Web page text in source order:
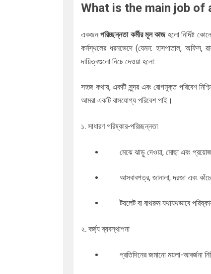
What is the main job of
একজনপরিচ্ছন্নতা কর্মীর মূল কাজহলো নির্দিষ্ট
কর্মস্থলের ধরনভেদে (যেমন: হাসপাতাল, অফিস,
দায়িত্বগুলো নিচে দেওয়া হলো:
সহজ কথায়, একটি সুন্দর এবং রোগমুক্ত পরিবেশ
আমরা একটি বাসযোগ্য পরিবেশ পাই।
১. সাধারণ পরিষ্কার-পরিচ্ছন্নতা
মেঝে ঝাড়ু দেওয়া, মোছা এবং
আসবাবপত্র, জানালা, দরজা এবং
টয়লেট বা বাথরুম যথাযথভাবে
২. বর্জ্য ব্যবস্থাপনা
প্রতিদিনের জমানো ময়লা-আবর্জনা